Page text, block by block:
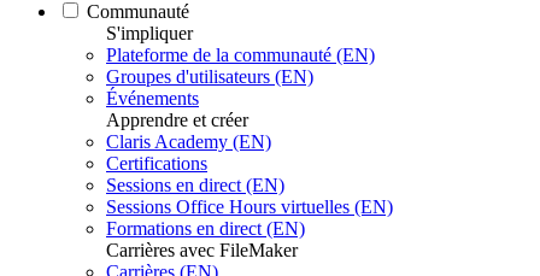
Communauté
S'impliquer
Plateforme de la communauté (EN)
Groupes d'utilisateurs (EN)
Événements
Apprendre et créer
Claris Academy (EN)
Certifications
Sessions en direct (EN)
Sessions Office Hours virtuelles (EN)
Formations en direct (EN)
Carrières avec FileMaker
Carrières (EN)